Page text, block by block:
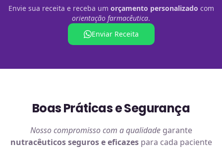
Envie sua receita e receba um orçamento personalizado com
orientação farmacêutica.
Enviar Receita
Boas Práticas e Segurança
Nosso compromisso com a qualidadegarante
nutracêuticosseguros e eficazespara cada paciente